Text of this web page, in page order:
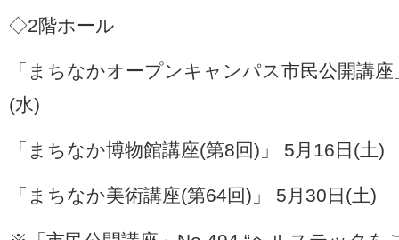
◇2階ホール
「まちなかオープンキャンパス市民公開講
(水)
「まちなか博物館講座(第8回)」 5月16日(土)
「まちなか美術講座(第64回)」 5月30日(土)